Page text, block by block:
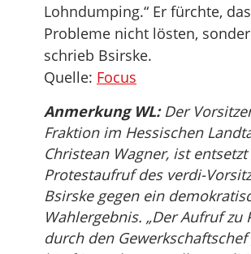
Lohndumping.“ Er fürchte,
Probleme nicht lösten,
schrieb Bsirske.
Quelle: Focus
Anmerkung WL:Der
Fraktion im Hessischen
Christean Wagner, ist
Protestaufruf des verdi-
Bsirske gegen ein
Wahlergebnis. „Der Aufruf zu
durch den